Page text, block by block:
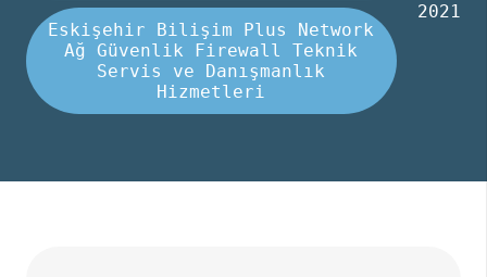
Eskişehir Bilişim Plus Network
Ağ Güvenlik Firewall Teknik
Servis ve Danışmanlık
Hizmetleri
2021